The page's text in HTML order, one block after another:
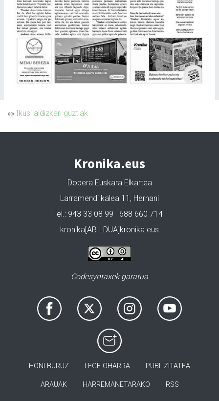
»» Ikusi aldizkari guztiak
Kronika.eus
Dobera Euskara Elkartea
Larramendi kalea 11, Hernani
Tel.: 943 33 08 99 · 688 660 714 ·
kronika[ABILDUA]kronika.eus
Codesyntaxek garatua
HONI BURUZ LEGE OHARRA PUBLIZITATEA
ARAUAK HARREMANETARAKO RSS